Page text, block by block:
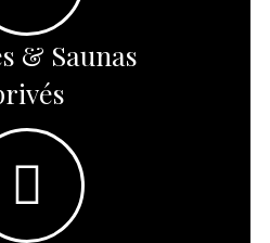
& Saunas